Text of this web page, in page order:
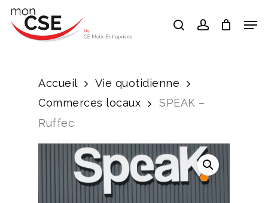
Skip
searchaccount
Accueil
Vie quotidienne
Commerces locaux
SPEAK –
Ruffec